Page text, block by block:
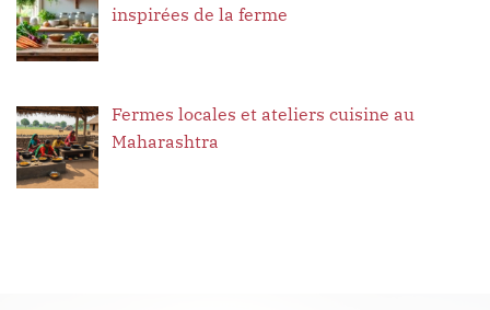
inspirées de la ferme
Fermes locales et ateliers cuisine au
Maharashtra